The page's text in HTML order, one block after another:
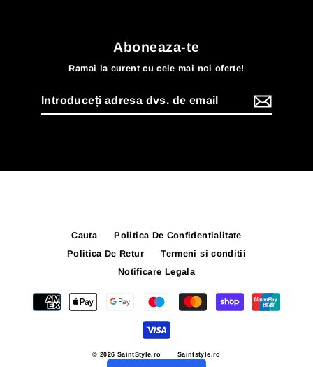
Aboneaza-te
Ramai la curent cu cele mai noi oferte!
adresa
Cauta
Politica De Confidentialitate
Politica De Retur
Termeni si conditii
Notificare Legala
© 2026 SaintStyle.ro Saintstyle.ro